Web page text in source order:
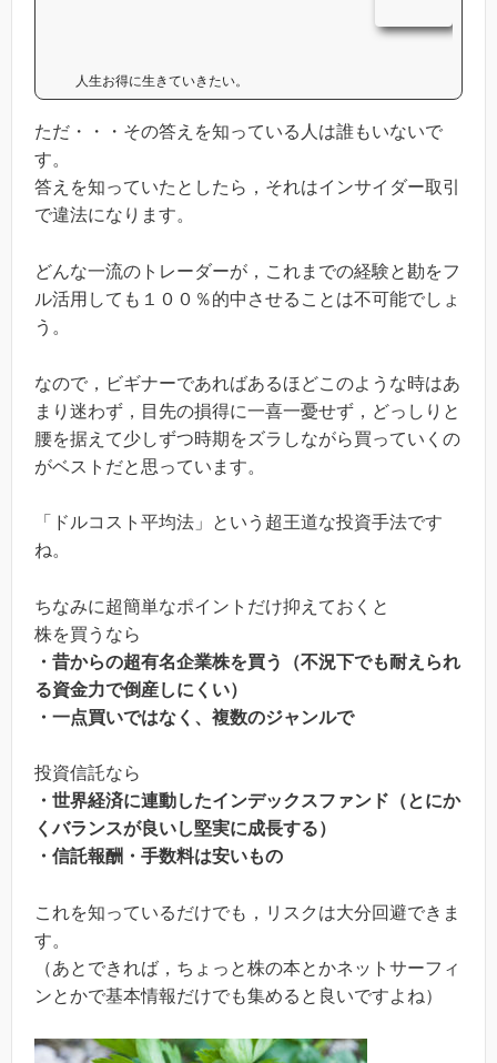
人生お得に生きていきたい。
ただ・・・その答えを知っている人は誰もいないで
す。
答えを知っていたとしたら，それはインサイダー取引
で違法になります。
どんな一流のトレーダーが，これまでの経験と勘をフ
ル活用しても１００％的中させることは不可能でしょ
う。
なので，ビギナーであればあるほどこのような時はあ
まり迷わず，目先の損得に一喜一憂せず，どっしりと
腰を据えて少しずつ時期をズラしながら買っていくの
がベストだと思っています。
「ドルコスト平均法」という超王道な投資手法です
ね。
ちなみに超簡単なポイントだけ抑えておくと
株を買うなら
・昔からの超有名企業株を買う（不況下でも耐えられ
る資金力で倒産しにくい）
・一点買いではなく、複数のジャンルで
投資信託なら
・世界経済に連動したインデックスファンド（とにか
くバランスが良いし堅実に成長する）
・信託報酬・手数料は安いもの
これを知っているだけでも，リスクは大分回避できま
す。
（あとできれば，ちょっと株の本とかネットサーフィ
ンとかで基本情報だけでも集めると良いですよね）